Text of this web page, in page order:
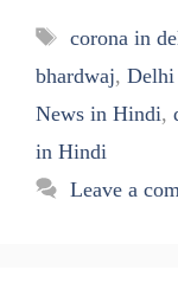
Tags
corona in
bhardwaj, Delhi
News in Hindi,
in Hindi
Leave a